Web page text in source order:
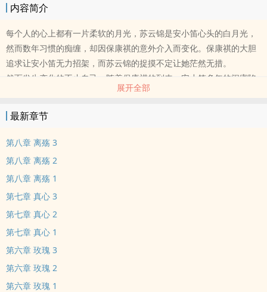
内容简介
每个人的心上都有一片柔软的月光，苏云锦是安小笛心头的白月光，
然而数年习惯的痴缠，却因保康祺的意外介入而变化。保康祺的大胆
追求让安小笛无力招架，而苏云锦的捉摸不定让她茫然无措。
然而发生变化的不止自己，随着保康祺的到来，安小笛多年的闺蜜陷
入爱情的泥沼，以为的情敌却突然抽身而出。在无常的世界里，安小
碎。
展开全部
最新章节
第八章 离殇 3
第八章 离殇 2
第八章 离殇 1
第七章 真心 3
第七章 真心 2
第七章 真心 1
第六章 玫瑰 3
第六章 玫瑰 2
第六章 玫瑰 1